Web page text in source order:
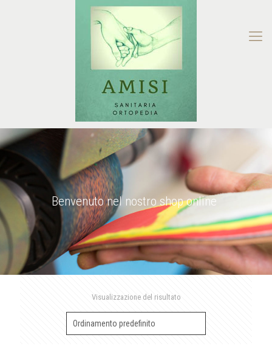
Benvenuto nel nostro shop online
Visualizzazione del risultato